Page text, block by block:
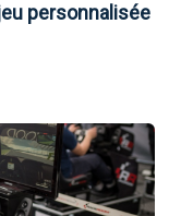
personnalisée